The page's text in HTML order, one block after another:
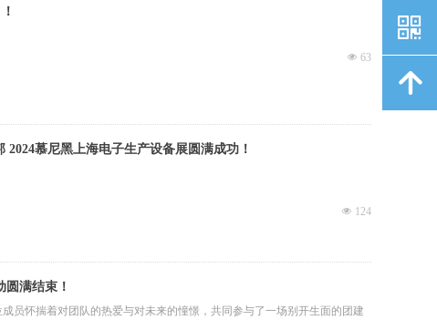
넶 63
2024慕尼黑上海电子生产设备展圆满成功！
넶 124
满结束！
员怀揣着对团队的热爱与对未来的憧憬，共同参与了一场别开生面的团建
낃
녕